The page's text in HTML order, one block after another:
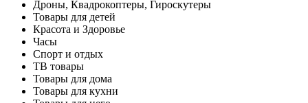
Дроны, Квадрокоптеры, Гироскутеры
Товары для детей
Красота и Здоровье
Часы
Спорт и отдых
ТВ товары
Товары для дома
Товары для кухни